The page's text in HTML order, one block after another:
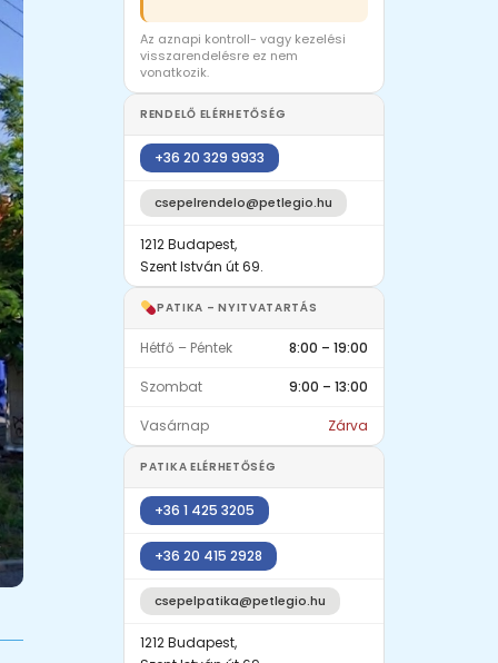
Az aznapi kontroll- vagy kezelési
visszarendelésre ez nem
vonatkozik.
RENDELŐ ELÉRHETŐSÉG
+36 20 329 9933
csepelrendelo@petlegio.hu
1212 Budapest,
Szent István út 69.
PATIKA – NYITVATARTÁS
Hétfő – Péntek 8:00 – 19:00
Szombat 9:00 – 13:00
Vasárnap Zárva
PATIKA ELÉRHETŐSÉG
+36 1 425 3205
+36 20 415 2928
csepelpatika@petlegio.hu
1212 Budapest,